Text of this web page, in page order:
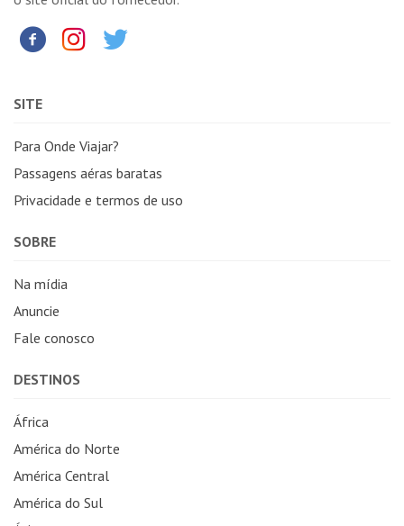
SITE
Para Onde Viajar?
Passagens aéras baratas
Privacidade e termos de uso
SOBRE
Na mídia
Anuncie
Fale conosco
DESTINOS
África
América do Norte
América Central
América do Sul